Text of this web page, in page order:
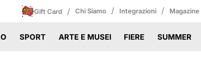
Gift Card / Chi Siamo / Integrazioni / Magazine
SPORT ARTE E MUSEI FIERE SUMMER